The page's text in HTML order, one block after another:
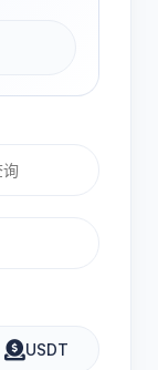
USDT